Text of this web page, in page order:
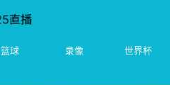
篮球 录像
世界杯